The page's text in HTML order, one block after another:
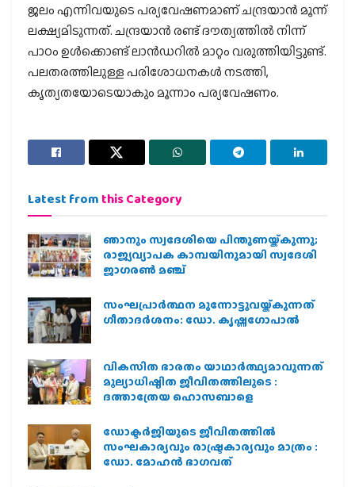
ജലം എന്നിവയുടെ പര്യവേഷണമാണ് ചന്ദ്രയാൻ മൂന്ന്
ലക്ഷ്യമിടുന്നത്. ചന്ദ്രയാൻ രണ്ട് ദൗത്യത്തിൽ നിന്ന്
പാഠം ഉൾക്കൊണ്ട് ലാൻഡറിൽ മാറ്റം വരുത്തിയിട്ടുണ്ട്.
പലതരത്തിലുള്ള പരിശോധനകൾ നടത്തി,
കൃത്യതയോടെയാകും മൂന്നാം പര്യവേഷണം.
Latest from this Category
ഞാനും സ്വദേശിയെ പിന്തുണയ്ക്കുന്നു;
രാജ്യവ്യാപക കാമ്പയിനുമായി സ്വദേശി
ജാഗരണ്‍ മഞ്ച്
സംഘപ്രാര്‍ത്ഥന മുന്നോട്ടുവയ്ക്കുന്നത്
ഗീതാദര്‍ശനം: ഡോ. കൃഷ്ണഗോപാല്‍
വികസിത ഭാരതം യാഥാർത്ഥ്യമാവുന്നത്
മൂല്യാധിഷ്ഠിത ജീവിതത്തിലൂടെ :
ദത്താത്രേയ ഹൊസബാളെ
ഡോക്ടർജിയുടെ ജീവിതത്തിൽ
സംഘകാര്യവും രാഷ്ട്രകാര്യവും മാത്രം :
ഡോ. മോഹൻ ഭാഗവത്